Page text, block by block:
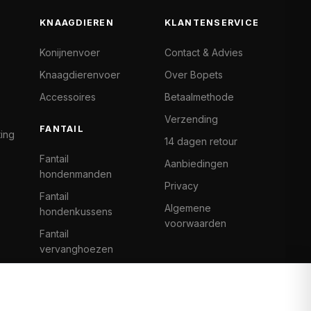
KNAAGDIEREN
Konijnenvoer
Knaagdierenvoer
Accessoires
FANTAIL
Fantail
hondenmanden
Fantail
hondenkussens
Fantail
vervanghoezen
KLANTENSERVICE
Contact & Advies
Over Bopets
Betaalmethode
Verzending
14 dagen retour
Aanbiedingen
Privacy
Algemene
voorwaarden